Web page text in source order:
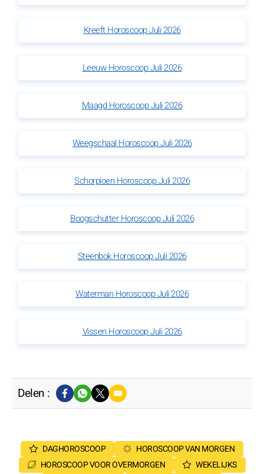
Kreeft Horoscoop Juli 2026
Leeuw Horoscoop Juli 2026
Maagd Horoscoop Juli 2026
Weegschaal Horoscoop Juli 2026
Schorpioen Horoscoop Juli 2026
Boogschutter Horoscoop Juli 2026
Steenbok Horoscoop Juli 2026
Waterman Horoscoop Juli 2026
Vissen Horoscoop Juli 2026
Delen :
DAGHOROSCOOP
HOROSCOOP VAN MORGEN
HOROSCOOP VOOR OVERMORGEN
WEKELIJKS